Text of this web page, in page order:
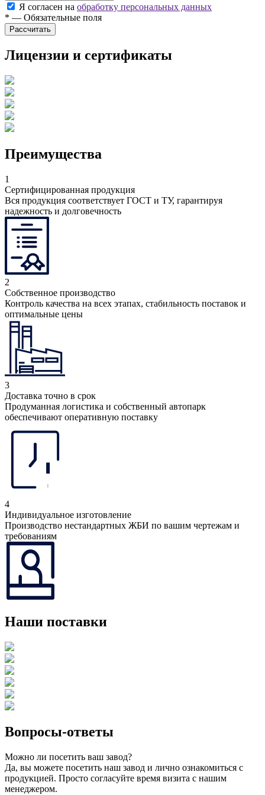
Я согласен на обработку персональных данных
* — Обязательные поля
Лицензии и сертификаты
Преимущества
1
Сертифицированная продукция
Вся продукция соответствует ГОСТ и ТУ, гарантируя
надежность и долговечность
2
Собственное производство
Контроль качества на всех этапах, стабильность поставок и
оптимальные цены
3
Доставка точно в срок
Продуманная логистика и собственный автопарк
обеспечивают оперативную поставку
4
Индивидуальное изготовление
Производство нестандартных ЖБИ по вашим чертежам и
требованиям
Наши поставки
Вопросы-ответы
Можно ли посетить ваш завод?
Да, вы можете посетить наш завод и лично ознакомиться с
продукцией. Просто согласуйте время визита с нашим
менеджером.